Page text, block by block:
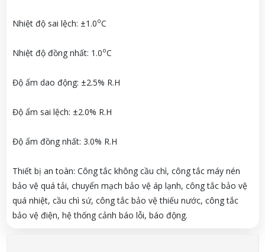
Nhiệt độ sai lệch: ±1.0oC
Nhiệt độ đồng nhất: 1.0oC
Độ ẩm dao động: ±2.5% R.H
Độ ẩm sai lệch: ±2.0% R.H
Độ ẩm đồng nhất: 3.0% R.H
Thiết bị an toàn: Công tắc không cầu chì, công tắc máy nén
bảo vệ quá tải, chuyển mạch bảo vệ áp lạnh, công tắc bảo vệ
quá nhiệt, cầu chì sứ, công tắc bảo vệ thiếu nước, công tắc
bảo vệ điện, hệ thống cảnh báo lỗi, báo động.